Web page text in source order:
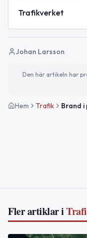
Trafikverket
Johan Larsson
Den här artikeln har
Hem Trafik
Fler artiklar i